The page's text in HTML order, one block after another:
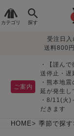
カテゴリ 探す
生地で
さがす
敏感肌用
パジャマ
夏パジャマ特集
受注日入
送料800
ご案内
・【謹ん
送停止・
・熊本地
延が発生し
・8/11(火)
だきます
HOME 季節で探す